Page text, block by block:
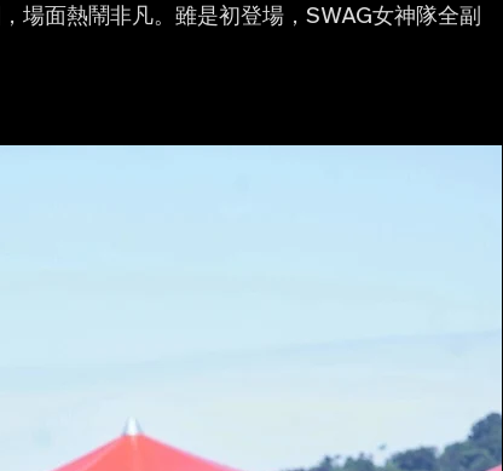
場面熱鬧非凡。雖是初登場，SWAG女神隊全副